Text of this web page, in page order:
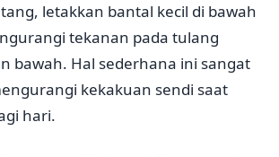
letakkan bantal kecil di bawah
tekanan pada tulang
bawah. Hal sederhana ini sangat
kekakuan sendi saat
hari.